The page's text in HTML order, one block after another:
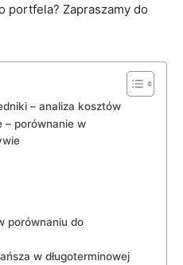
portfela? Zapraszamy do
– analiza kosztów
–​ porównanie w
porównaniu do
w długoterminowej